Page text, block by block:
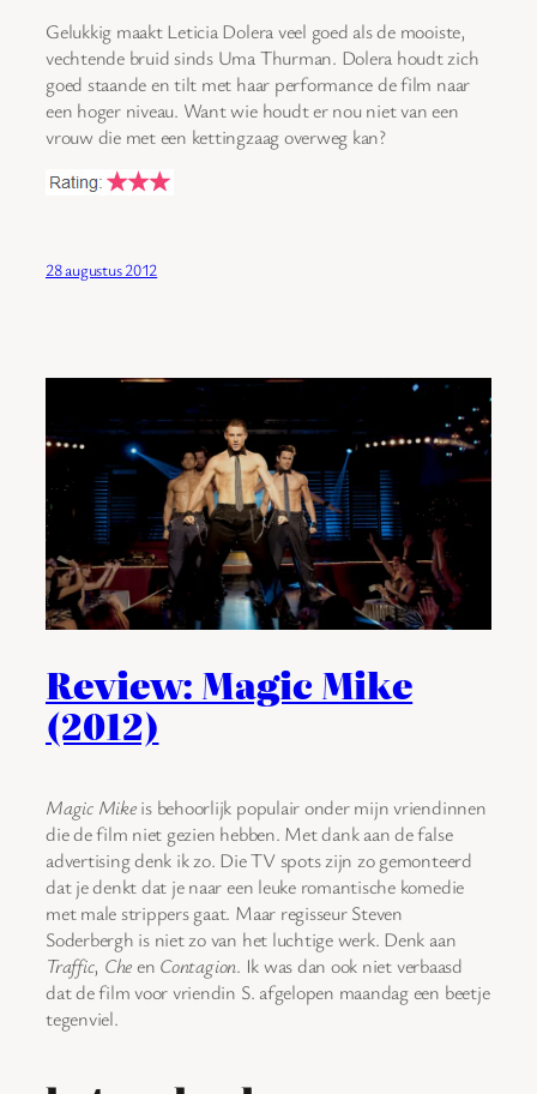
Gelukkig maakt Leticia Dolera veel goed als de mooiste,
vechtende bruid sinds Uma Thurman. Dolera houdt zich
goed staande en tilt met haar performance de film naar
een hoger niveau. Want wie houdt er nou niet van een
vrouw die met een kettingzaag overweg kan?
28 augustus 2012
Review: Magic Mike
(2012)
Magic Mikeis behoorlijk populair onder mijn vriendinnen
die de film niet gezien hebben. Met dank aan de false
advertising denk ik zo. Die TV spots zijn zo gemonteerd
dat je denkt dat je naar een leuke romantische komedie
met male strippers gaat. Maar regisseur Steven
Soderbergh is niet zo van het luchtige werk. Denk aan
Traffic, Cheen Contagion. Ik was dan ook niet verbaasd
dat de film voor vriendin S. afgelopen maandag een beetje
tegenviel.